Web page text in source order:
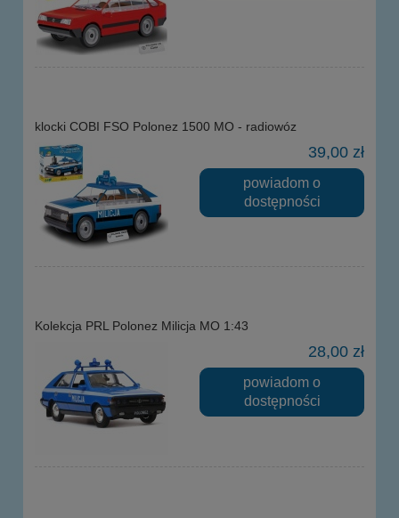
klocki COBI FSO Polonez 1500 MO - radiowóz
39,00 zł
powiadom o
dostępności
Kolekcja PRL Polonez Milicja MO 1:43
28,00 zł
powiadom o
dostępności